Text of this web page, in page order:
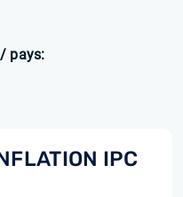
pays:
IPC